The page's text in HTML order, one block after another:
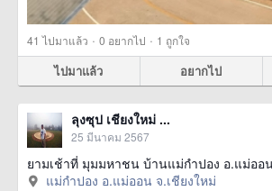
41 ไปมาแล้ว · 0 อยากไป · 1 ถูกใจ
ไปมาแล้ว อยากไป
ลุงซุป เชียงใหม่ ...
25 มีนาคม 2567
ยามเช้าที่ มุมมหาชน บ้านแม่กำปอง อ.แม่ออ
แม่กำปอง อ.แม่ออน จ.เชียงใหม่